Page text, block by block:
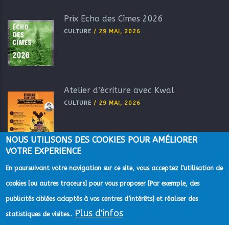
Prix Echo des Cîmes 2026
CULTURE / 29 MAI, 2026
Atelier d’écriture avec Kwal
CULTURE / 29 MAI, 2026
©2022 Direction de la Communication de la Communauté
NOUS UTILISONS DES COOKIES POUR AMÉLIORER
VOTRE EXPERIENCE
En poursuivant votre navigation sur ce site, vous acceptez l’utilisation de
cookies [ou autres traceurs] pour vous proposer [Par exemple, des
publicités ciblées adaptés à vos centres d’intérêts] et réaliser des
statistiques de visites.. Plus d'infos